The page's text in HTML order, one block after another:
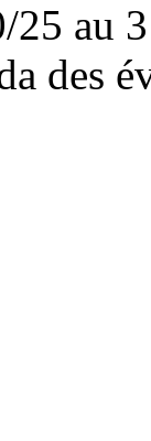
25 au
des